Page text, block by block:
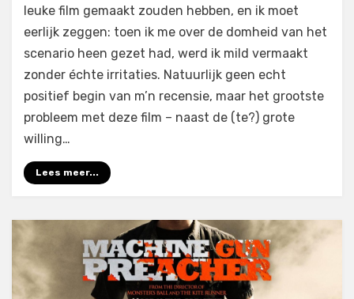
leuke film gemaakt zouden hebben, en ik moet
eerlijk zeggen: toen ik me over de domheid van het
scenario heen gezet had, werd ik mild vermaakt
zonder échte irritaties. Natuurlijk geen echt
positief begin van m’n recensie, maar het grootste
probleem met deze film – naast de (te?) grote
willing…
Lees meer...